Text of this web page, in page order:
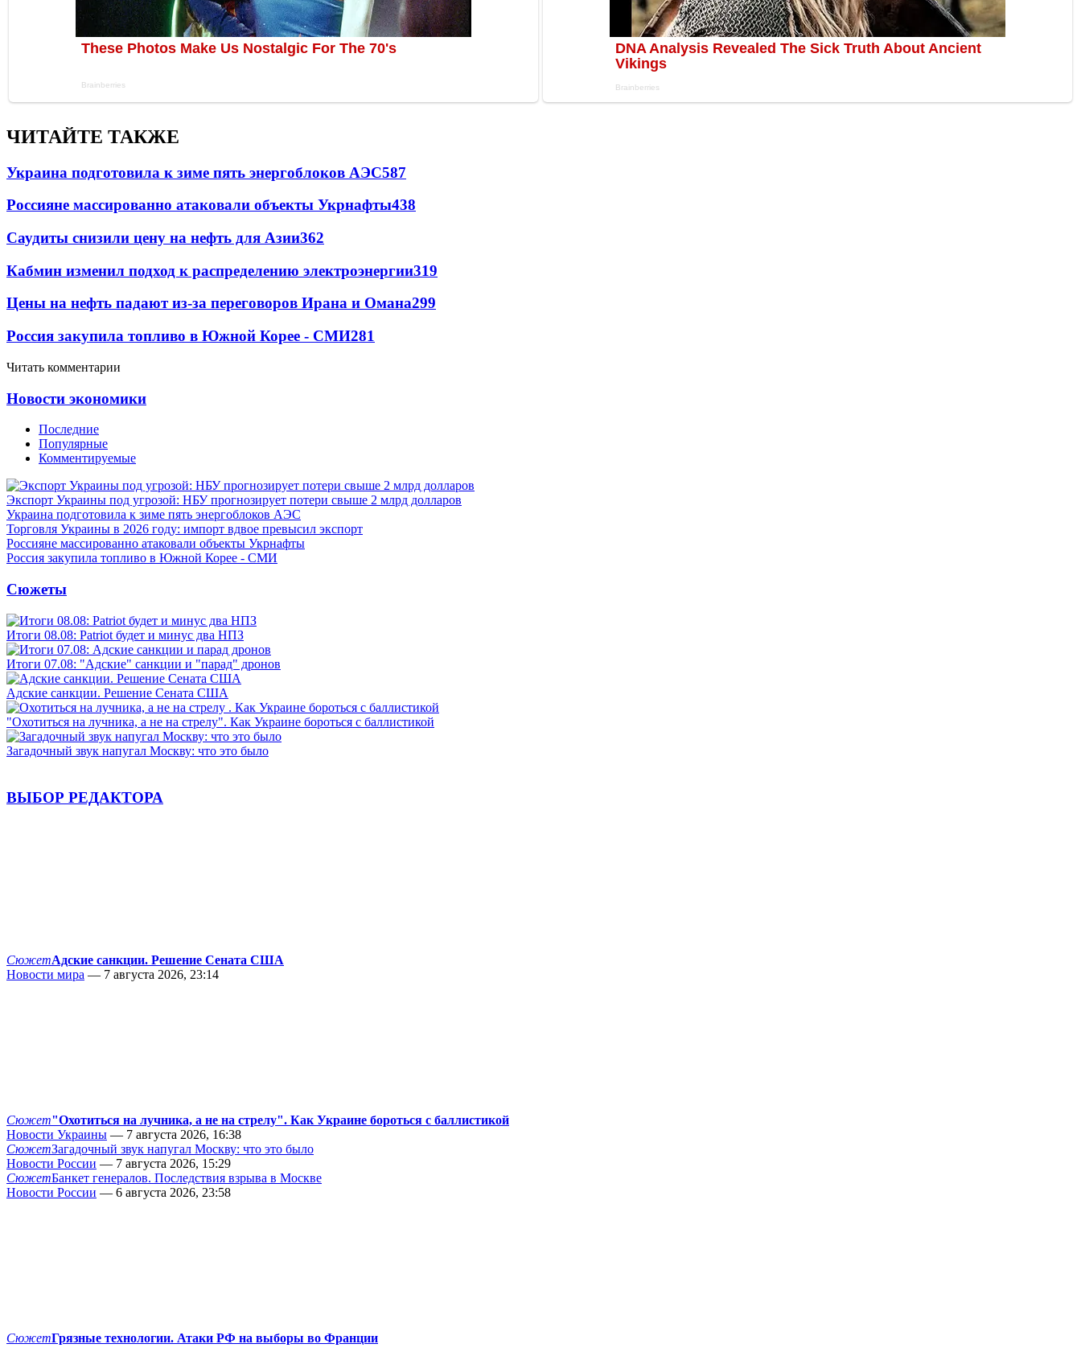
ЧИТАЙТЕ ТАКЖЕ
Украина подготовила к зиме пять энергоблоков АЭС587
Россияне массированно атаковали объекты Укрнафты438
Саудиты снизили цену на нефть для Азии362
Кабмин изменил подход к распределению электроэнергии319
Цены на нефть падают из-за переговоров Ирана и Омана299
Россия закупила топливо в Южной Корее - СМИ281
Читать комментарии
Новости экономики
Последние
Популярные
Комментируемые
Экспорт Украины под угрозой: НБУ прогнозирует потери свыше 2 млрд долларов
Украина подготовила к зиме пять энергоблоков АЭС
Торговля Украины в 2026 году: импорт вдвое превысил экспорт
Россияне массированно атаковали объекты Укрнафты
Россия закупила топливо в Южной Корее - СМИ
Сюжеты
Итоги 08.08: Patriot будет и минус два НПЗ
Итоги 07.08: "Адские" санкции и "парад" дронов
Адские санкции. Решение Сената США
"Охотиться на лучника, а не на стрелу". Как Украине бороться с баллистикой
Загадочный звук напугал Москву: что это было
ВЫБОР РЕДАКТОРА
СюжетАдские санкции. Решение Сената США
Новости мира — 7 августа 2026, 23:14
Сюжет"Охотиться на лучника, а не на стрелу". Как Украине бороться с баллистикой
Новости Украины — 7 августа 2026, 16:38
СюжетЗагадочный звук напугал Москву: что это было
Новости России — 7 августа 2026, 15:29
СюжетБанкет генералов. Последствия взрыва в Москве
Новости России — 6 августа 2026, 23:58
СюжетГрязные технологии. Атаки РФ на выборы во Франции